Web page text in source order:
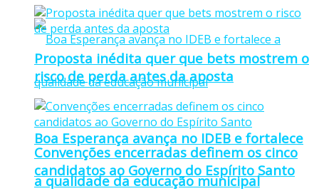
Boa Esperança avança no IDEB e fortalece
a qualidade da educação municipal
Proposta inédita quer que bets mostrem o
risco de perda antes da aposta
Convenções encerradas definem os cinco
candidatos ao Governo do Espírito Santo